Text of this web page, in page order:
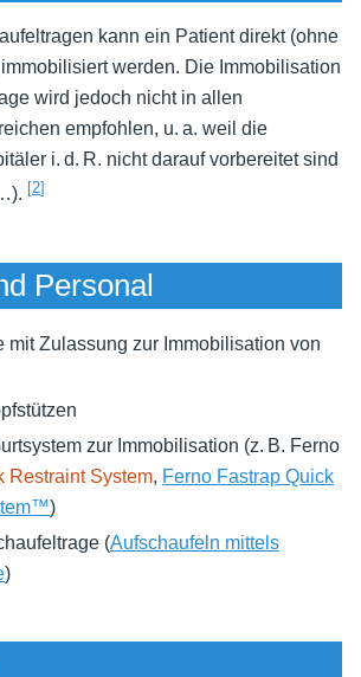
kann ein Patient direkt (ohne
werden. Die Immobilisation
wird jedoch nicht in allen
empfohlen, u. a. weil die
i. d. R. nicht darauf vorbereitet sind
[2]
Personal
mit Zulassung zur Immobilisation von
zur Immobilisation (z. B. Ferno
Restraint System, Ferno Fastrap Quick
)
(Aufschaufeln mittels
)